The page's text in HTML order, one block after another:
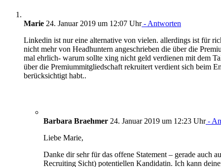
Marie 24. Januar 2019 um 12:07 Uhr- Antworten
Linkedin ist nur eine alternative von vielen. allerdings ist für
nicht mehr von Headhuntern angeschrieben die über die
mal ehrlich- warum sollte xing nicht geld verdienen mit dem
über die Premiummitgliedschaft rekruitert verdient sich beim
berücksichtigt habt..
Barbara Braehmer 24. Januar 2019 um 12:23 Uhr-
Liebe Marie,
Danke dir sehr für das offene Statement – gerade auch
Recruiting Sicht) potentiellen Kandidatin. Ich kann